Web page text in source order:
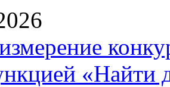
«Найти